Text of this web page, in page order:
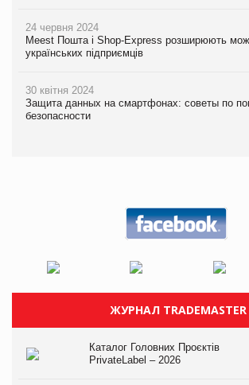
24 червня 2024
Meest Пошта і Shop-Express розширюють
українських підприємців
30 квітня 2024
Защита данных на смартфонах: советы по
безопасности
ЖУРНАЛ TRADEMASTER
Каталог Головних Проєктів
PrivateLabel – 2026